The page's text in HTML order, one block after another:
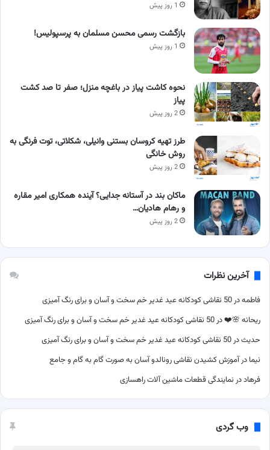
1 روز پیش
بازگشت رسمی محسن مسلمان به پرسپولیس!
1 روز پیش
نحوه کاشت پیاز در باغچه منزل؛ صفر تا صد کشت
پیاز
2 روز پیش
طرز تهیه کروسان بستنی وانیلی، شکلاتی، توت فرنگی به
روش خانگی
2 روز پیش
ماکان بند در آستانه جدایی؟ آینده همکاری امیر مقاره
و رهام هادیان…
2 روز پیش
آخرین نظرات
فاطمهدر 50 نقاشی کودکانه عید غدیر خم سخت و آسان و برای رنگ آمیزی
ریحانه 🌸❤️در 50 نقاشی کودکانه عید غدیر خم سخت و آسان و برای رنگ آمیزی
حدیثدر 50 نقاشی کودکانه عید غدیر خم سخت و آسان و برای رنگ آمیزی
نیما درآموزش کشیدن نقاشی رونالدو آسان به صورت گام به گام و جامع
فرهاددر نمایندگی قطعات ماشین آلات راهسازی
وب گردی